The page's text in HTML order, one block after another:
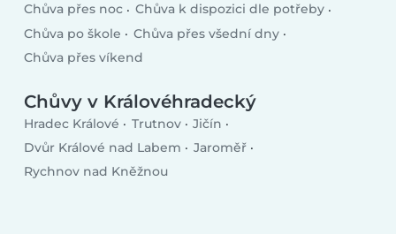
Chůva přes noc
Chůva k dispozici dle potřeby
Chůva po škole
Chůva přes všední dny
Chůva přes víkend
Chůvy v Královéhradecký
Hradec Králové Trutnov
Jičín
Dvůr Králové nad Labem
Jaroměř
Rychnov nad Kněžnou